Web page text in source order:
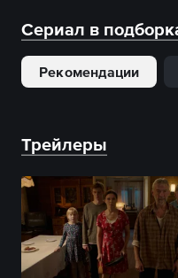
Сериал в
Рекомендации
Трейлеры